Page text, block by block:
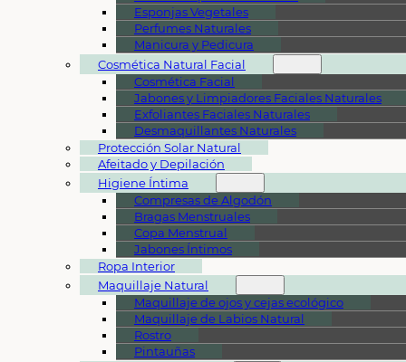
Esponjas Vegetales
Perfumes Naturales
Manicura y Pedicura
Cosmética Natural Facial
Cosmética Facial
Jabones y Limpiadores Faciales Naturales
Exfoliantes Faciales Naturales
Desmaquillantes Naturales
Protección Solar Natural
Afeitado y Depilación
Higiene Íntima
Compresas de Algodón
Bragas Menstruales
Copa Menstrual
Jabones Íntimos
Ropa Interior
Maquillaje Natural
Maquillaje de ojos y cejas ecológico
Maquillaje de Labios Natural
Rostro
Pintauñas